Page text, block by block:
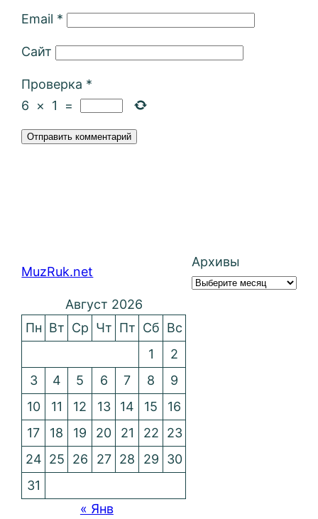
Email *
Сайт
Проверка *
6
× 1 =
MuzRuk.net
Архивы
Август 2026
Пн Вт Ср Чт Пт Сб Вс
1
2
3
4 5 6 7 8
9
10
11 12 13 14 15
16
17
18 19 20 21 22
23
24 25 26 27 28 29
30
31
« Янв